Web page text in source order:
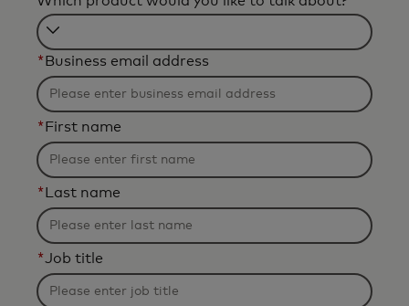
will
be
applied
after
3
characters.
Filtering
will
be
applied
after
3
characters.
* Business email address
* First name
* Last name
*Job title